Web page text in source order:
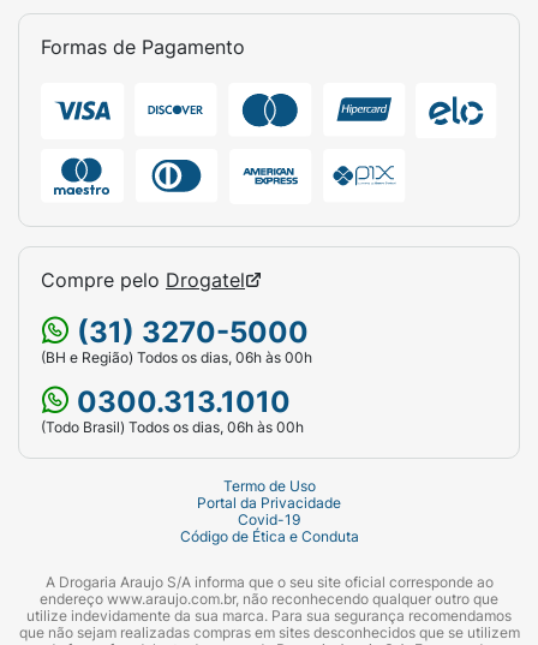
Formas de Pagamento
Compre pelo Drogatel
(31) 3270-5000
(BH e Região) Todos os dias, 06h às 00h
0300.313.1010
(Todo Brasil) Todos os dias, 06h às 00h
Termo de Uso
Portal da Privacidade
Covid-19
Código de Ética e Conduta
A Drogaria Araujo S/A informa que o seu site oficial corresponde ao
endereço www.araujo.com.br, não reconhecendo qualquer outro que
utilize indevidamente da sua marca. Para sua segurança recomendamos
que não sejam realizadas compras em sites desconhecidos que se utilizem